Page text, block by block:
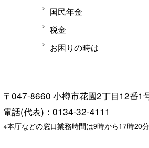
国民年金
税金
お困りの時は
〒047-8660 小樽市花園2丁目12番1
電話(代表)：0134-32-4111
※本庁などの窓口業務時間は9時から17時20